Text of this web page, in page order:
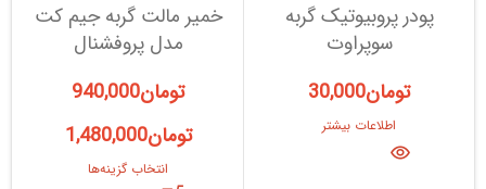
پودر پروبیوتیک گربه
سوپراوت
تومان30,000
اطلاعات بیشتر
خمیر مالت گربه جیم کت
مدل پروفشنال
تومان940,000
تومان1,480,000
انتخاب گزینه‌ها